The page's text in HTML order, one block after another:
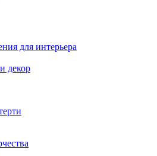
для интерьера
декор